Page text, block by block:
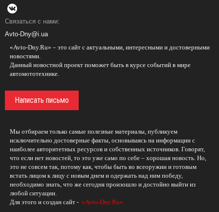
Связаться с нами:
Avto-Dny@i.ua
«Avto-Dny.Ru» – это сайт с актуальными, интересными и достоверными
новостями.
Данный новостной проект поможет быть в курсе событий в мире
автомототехнике.
Написать письмо
Мы отбираем только самые полезные материалы, публикуем
исключительно достоверные факты, основываясь на информации с
наиболее авторитетных ресурсов и собственных источников. Говорят,
что если нет новостей, то это уже само по себе – хорошая новость. Но,
это не совсем так, потому как, чтобы быть во всеоружии и готовым
встать лицом к лицу с новым днем и одержать над ним победу,
необходимо знать, что же сегодня произошло и достойно выйти из
любой ситуации.
Для этого и создан сайт - «Avto-Dny.Ru»